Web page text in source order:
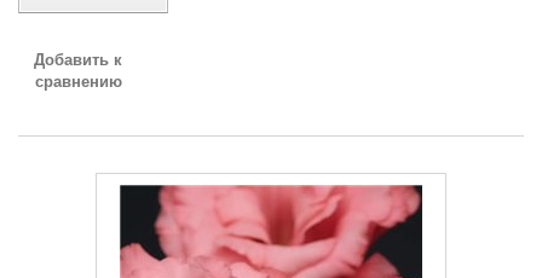
Добавить к
сравнению